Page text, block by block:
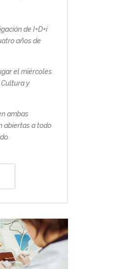
de I+D+i
años de
el miércoles
Cultura y
ambas
abiertas a todo